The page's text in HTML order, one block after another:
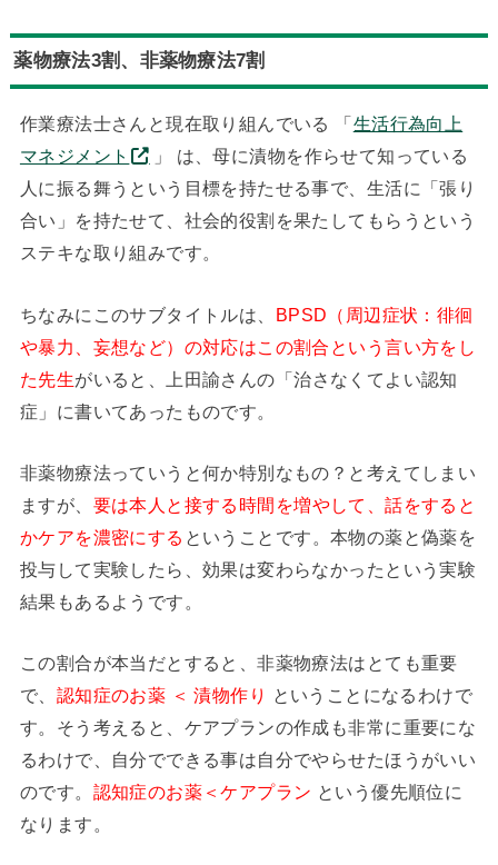
薬物療法3割、非薬物療法7割
作業療法士さんと現在取り組んでいる 「生活行為向上
マネジメント
」 は、母に漬物を作らせて知っている
人に振る舞うという目標を持たせる事で、生活に「張り
合い」を持たせて、社会的役割を果たしてもらうという
ステキな取り組みです。
ちなみにこのサブタイトルは、 BPSD（周辺症状：徘徊
や暴力、妄想など）の対応はこの割合という言い方をし
た先生がいると、上田諭さんの「治さなくてよい認知
症」に書いてあったものです。
非薬物療法っていうと何か特別なもの？と考えてしまい
ますが、 要は本人と接する時間を増やして、話をすると
かケアを濃密にする ということです。本物の薬と偽薬を
投与して実験したら、効果は変わらなかったという実験
結果もあるようです。
この割合が本当だとすると、非薬物療法はとても重要
で、 認知症のお薬 ＜ 漬物作り
ということになるわけで
す。そう考えると、ケアプランの作成も非常に重要にな
るわけで、自分でできる事は自分でやらせたほうがいい
のです。 認知症のお薬＜ケアプラン という優先順位に
なります。